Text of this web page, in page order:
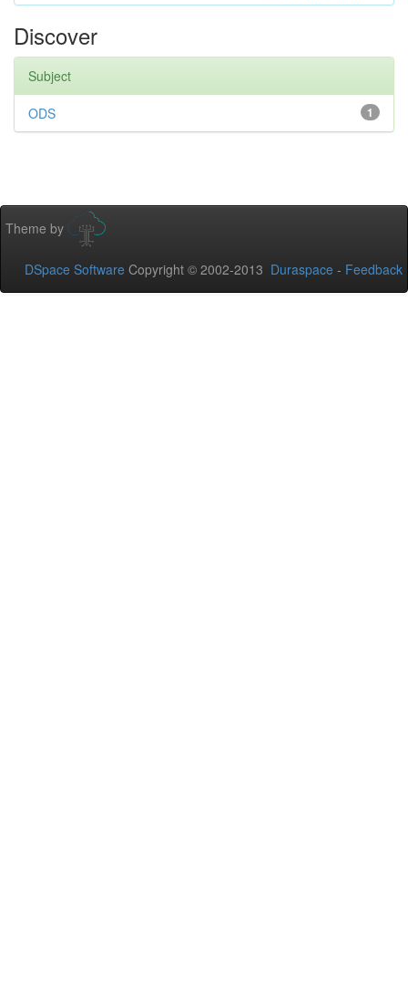
Discover
Subject
1
ODS
Theme by
DSpace Software Copyright © 2002-2013 Duraspace - Feedback